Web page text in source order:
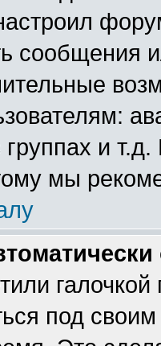
сообщения
и
мы
галочкой
под